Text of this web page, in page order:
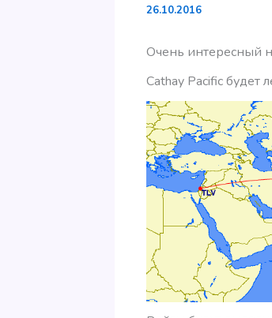
26.10.2016
Очень интересный
Cathay Pacific будет